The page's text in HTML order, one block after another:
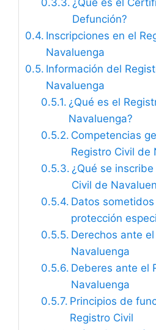
¿Qué es el
Defunción?
Inscripciones en el
Navaluenga
Información del
Navaluenga
¿Qué es el
Navaluenga?
Competencias
Registro Civil de
¿Qué se
Civil de
Datos
protección
Derechos ante
Navaluenga
Deberes ante el
Navaluenga
Principios de
Registro Civil